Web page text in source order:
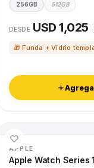
256GB 512GB
DESDE USD 1,025
🎁 Funda + Vidrio
APPLE
Apple Watch Series